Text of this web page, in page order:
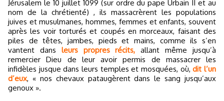
Jérusalem le 10 juillet 1099 (sur ordre du pape Urbain II et au
nom de la chrétienté) , ils massacrèrent les populations
juives et musulmanes, hommes, femmes et enfants, souvent
après les voir torturés et coupés en morceaux, faisant des
piles de têtes, jambes, pieds et mains, comme ils s’en
vantent dans leurs propres récits,allant même jusqu’à
remercier Dieu de leur avoir permis de massacrer les
infidèles jusque dans leurs temples et mosquées, où,dit l’un
d’eux, « nos chevaux pataugèrent dans le sang jusqu’aux
genoux ».